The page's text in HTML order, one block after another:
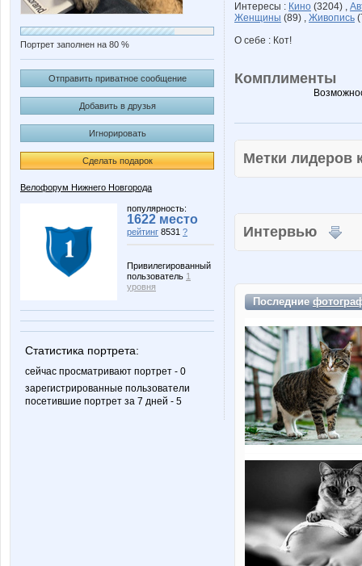
Портрет заполнен на 80 %
Отправить приватное сообщение
Добавить в друзья
Игнорировать
Сделать подарок
Велофорум Нижнего Новгорода
популярность:
1622 место
рейтинг 8531 ?
Привилегированный
пользователь 1
уровня
Статистика портрета:
сейчас просматривают портрет - 0
зарегистрированные пользователи
посетившие портрет за 7 дней - 5
Интересы : Кино (3204) ,
Женщины (89) , Живопись
О себе : Кот!
Комплименты
Метки
Интервью
Последние